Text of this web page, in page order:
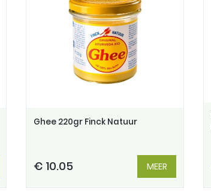
Ghee 220gr Finck Natuur
€ 10.05 MEER